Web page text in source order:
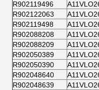
R902119496
R902122063
R902119498
R902088208
R902088209
R902050389
R902050390
R902048640
R902048639